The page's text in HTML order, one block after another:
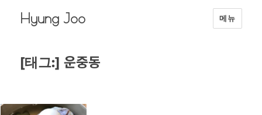
Hyung Joo 메뉴
[태그:]운중동